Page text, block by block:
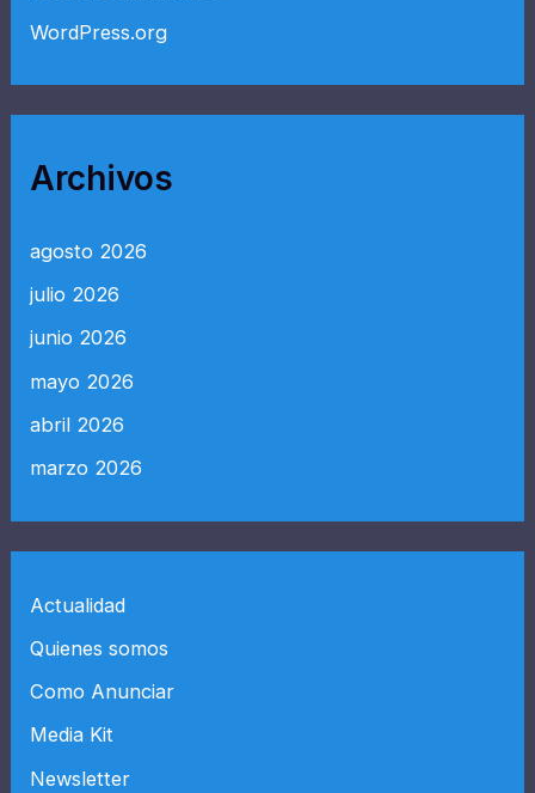
WordPress.org
Archivos
agosto 2026
julio 2026
junio 2026
mayo 2026
abril 2026
marzo 2026
Actualidad
Quienes somos
Como Anunciar
Media Kit
Newsletter